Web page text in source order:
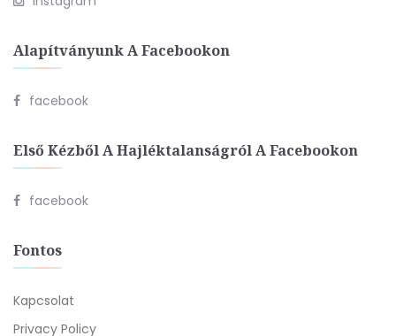
Alapítványunk A Facebookon
facebook
Első Kézből A Hajléktalanságról A Facebookon
facebook
Fontos
Kapcsolat
Privacy Policy